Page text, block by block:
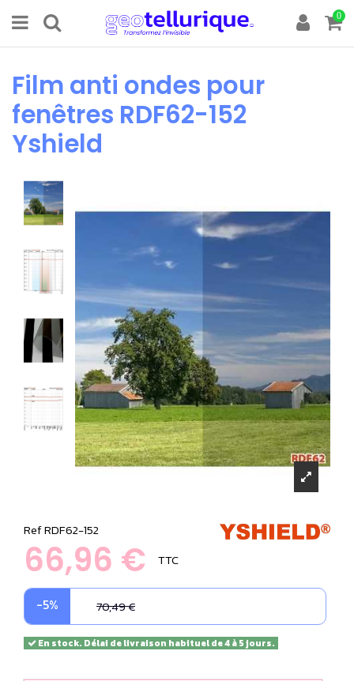
0
Film anti ondes pour
fenêtres RDF62-152
Yshield
RefRDF62-152
66,96 € TTC
-5% 70,49 €
En stock. Délai de livraison habituel de 4 à 5 jours.